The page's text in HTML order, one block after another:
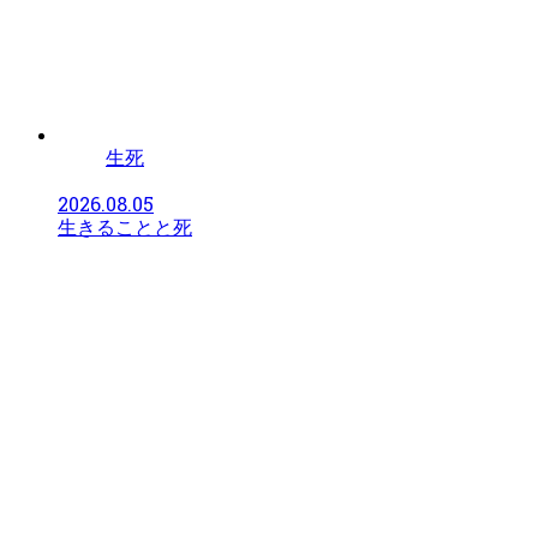
生死
2026.08.05
生きることと死